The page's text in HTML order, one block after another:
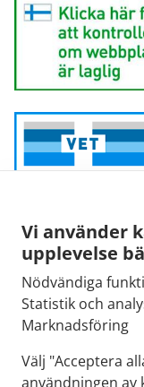
Vi använder
upplevelse
Nödvändiga
Statistik och
Marknadsföring
Välj "Acceptera
användningen av
Sähköpostiosoite:
Fimean vaihde:
029 522 3341